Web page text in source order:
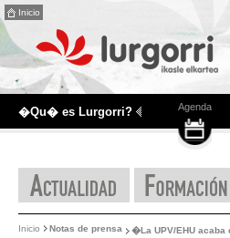
Inicio
�Qu� es Lurgorri? Agenda
Inicio Notas de prensa �La UPV/EHU